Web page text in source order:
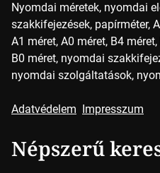
Nyomdai méretek, nyomdai
szakkifejezések, papírméter,
A1 méret, A0 méret, B4
B0 méret, nyomdai
nyomdai szolgáltatások,
Adatvédelem Impresszum
Népszerű